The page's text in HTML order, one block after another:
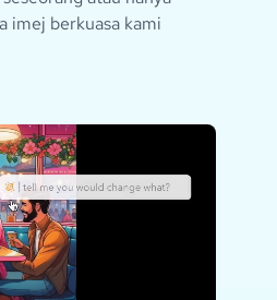
imej berkuasa kami